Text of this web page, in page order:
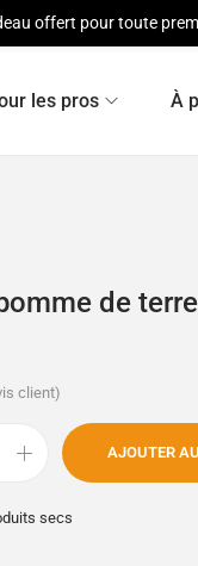
les pros À
de
client)
AJOUTER
secs
offert pour toute